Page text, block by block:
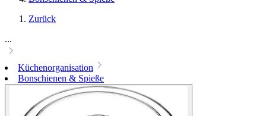
Zurück
...
Küchenorganisation
Bonschienen & Spieße